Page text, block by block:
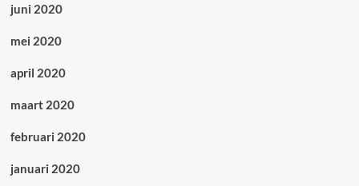
juni 2020
mei 2020
april 2020
maart 2020
februari 2020
januari 2020